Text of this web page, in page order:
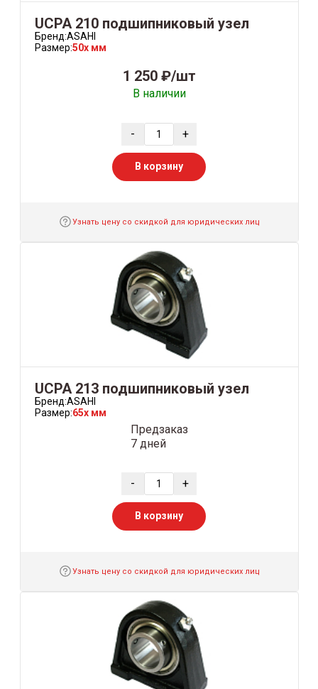
UCPA 210 подшипниковый узел
Бренд:ASAHI
Размер:50x мм
1 250 ₽/шт
В наличии
- +
В корзину
Узнать цену со скидкой для юридических лиц
UCPA 213 подшипниковый узел
Бренд:ASAHI
Размер:65x мм
Предзаказ
7 дней
- +
В корзину
Узнать цену со скидкой для юридических лиц